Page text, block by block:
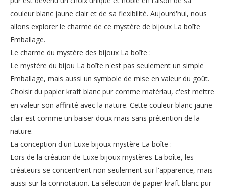
couleur blanc jaune clair et de sa flexibilité. Aujourd'hui, nous
allons explorer le charme de ce mystère de bijoux La boîte
Emballage.
Le charme du mystère des bijoux La boîte :
Le mystère du bijou La boîte n'est pas seulement un simple
Emballage, mais aussi un symbole de mise en valeur du goût.
Choisir du papier kraft blanc pur comme matériau, c'est mettre
en valeur son affinité avec la nature. Cette couleur blanc jaune
clair est comme un baiser doux mais sans prétention de la
nature.
La conception d'un Luxe bijoux mystère La boîte :
Lors de la création de Luxe bijoux mystères La boîte, les
créateurs se concentrent non seulement sur l'apparence, mais
aussi sur la connotation. La sélection de papier kraft blanc pur